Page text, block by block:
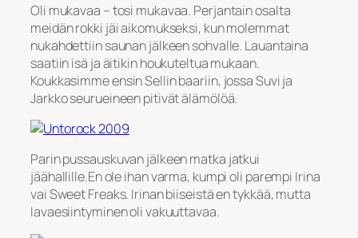
Oli mukavaa – tosi mukavaa. Perjantain osalta
meidän rokki jäi aikomukseksi, kun molemmat
nukahdettiin saunan jälkeen sohvalle. Lauantaina
saatiin isä ja äitikin houkuteltua mukaan.
Koukkasimme ensin Sellin baariin, jossa Suvi ja
Jarkko seurueineen pitivät älämölöä.
Parin pussauskuvan jälkeen matka jatkui
jäähallille.En ole ihan varma, kumpi oli parempi Irina
vai Sweet Freaks. Irinan biiseistä en tykkää, mutta
lavaesiintyminen oli vakuuttavaa.